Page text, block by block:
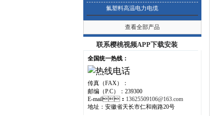
氟塑料高温电力电缆
查看全部产品
联系樱桃视频APP下载安装
全国统一热线：
传真（FAX）：
邮编（P.C）：239300
E-mail： 13625509106@163.com
地址：安徽省天长市仁和南路20号